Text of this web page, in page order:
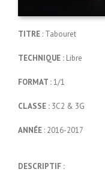
TITRE : Tabouret
TECHNIQUE : Libre
FORMAT :1/1
CLASSE : 3C2 & 3G
ANNÉE : 2016-2017
DESCRIPTIF :